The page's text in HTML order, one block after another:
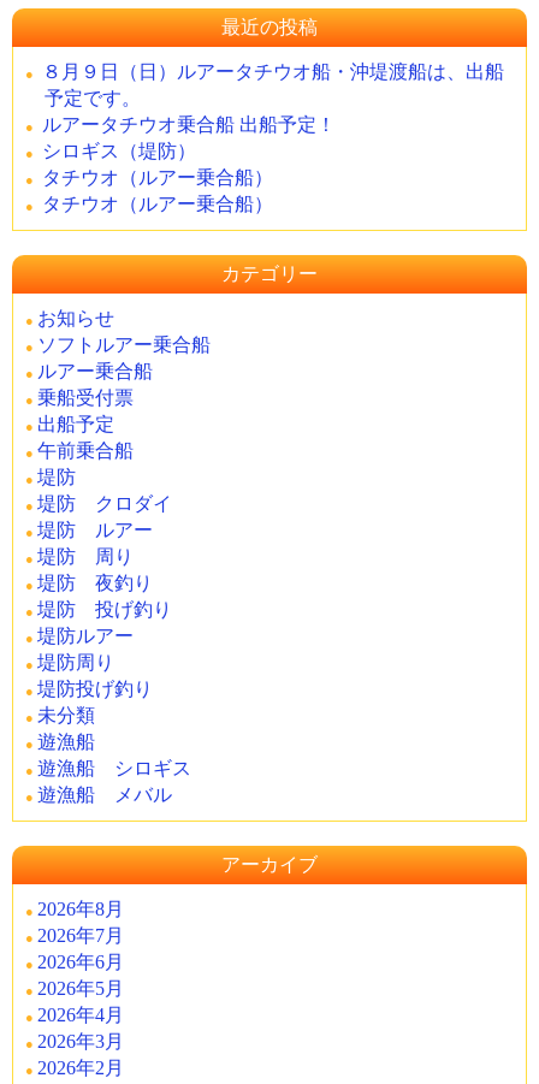
最近の投稿
８月９日（日）ルアータチウオ船・沖堤渡船は、出船
予定です。
ルアータチウオ乗合船 出船予定！
シロギス（堤防）
タチウオ（ルアー乗合船）
タチウオ（ルアー乗合船）
カテゴリー
お知らせ
ソフトルアー乗合船
ルアー乗合船
乗船受付票
出船予定
午前乗合船
堤防
堤防 クロダイ
堤防 ルアー
堤防 周り
堤防 夜釣り
堤防 投げ釣り
堤防ルアー
堤防周り
堤防投げ釣り
未分類
遊漁船
遊漁船 シロギス
遊漁船 メバル
アーカイブ
2026年8月
2026年7月
2026年6月
2026年5月
2026年4月
2026年3月
2026年2月